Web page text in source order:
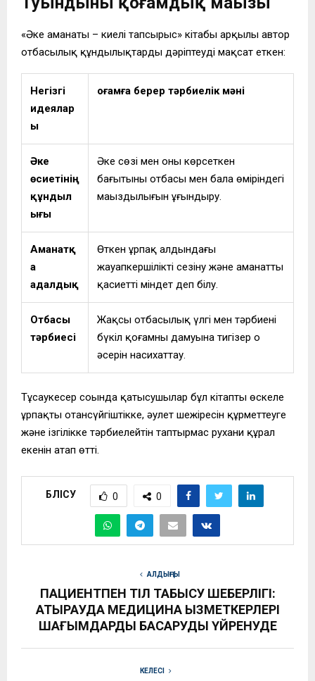
«Әке аманаты – киелі тапсырыс» кітабы арқылы автор
отбасылық құндылықтарды дәріптеуді мақсат еткен:
Негізгі
идеялар
ы
Қоғамға берер тәрбиелік мәні
Әке
өсиетінің
құндыл
ығы
Әке сөзі мен оның көрсеткен
бағытының отбасы мен бала өміріндегі
маңыздылығын ұғындыру.
Аманатқ
а
адалдық
Өткен ұрпақ алдындағы
жауапкершілікті сезіну және аманатты
қасиетті міндет деп білу.
Отбасы
тәрбиесі
Жақсы отбасылық үлгі мен тәрбиенің
бүкіл қоғамның дамуына тигізер оң
әсерін насихаттау.
Тұсаукесер соңында қатысушылар бұл кітаптың өскелең
ұрпақты отансүйгіштікке, әулет шежіресін құрметтеуге
және ізгілікке тәрбиелейтін таптырмас рухани құрал
екенін атап өтті.
БӨЛІСУ 0 0
АЛДЫҢҒЫ
ПАЦИЕНТПЕН ТІЛ ТАБЫСУ ШЕБЕРЛІГІ:
АТЫРАУДА МЕДИЦИНА ҚЫЗМЕТКЕРЛЕРІ
ШАҒЫМДАРДЫ БАСҚАРУДЫ ҮЙРЕНУДЕ
КЕЛЕСІ